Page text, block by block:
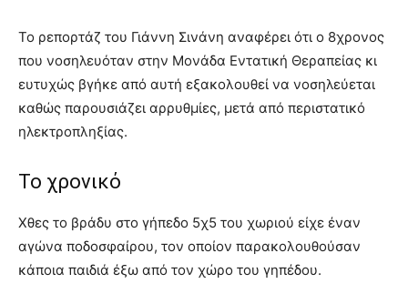
Το ρεπορτάζ του Γιάννη Σινάνη αναφέρει ότι ο 8χρονος
που νοσηλευόταν στην Μονάδα Εντατική Θεραπείας κι
ευτυχώς βγήκε από αυτή εξακολουθεί να νοσηλεύεται
καθώς παρουσιάζει αρρυθμίες, μετά από περιστατικό
ηλεκτροπληξίας.
Το χρονικό
Χθες το βράδυ στο γήπεδο 5χ5 του χωριού είχε έναν
αγώνα ποδοσφαίρου, τον οποίον παρακολουθούσαν
κάποια παιδιά έξω από τον χώρο του γηπέδου.